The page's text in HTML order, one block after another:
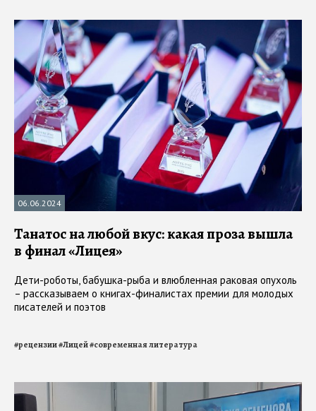
06.06.2024
Танатос на любой вкус: какая проза вышла
в финал «Лицея»
Дети-роботы, бабушка-рыба и влюбленная раковая опухоль
– рассказываем о книгах-финалистах премии для молодых
писателей и поэтов
#рецензии#Лицей#современная литература